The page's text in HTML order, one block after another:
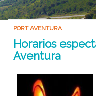
PORT AVENTURA
Horarios
Aventura